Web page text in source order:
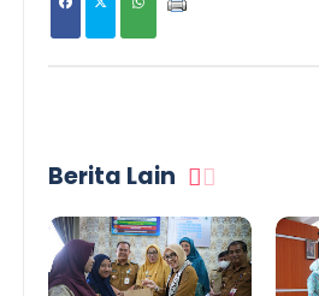
Berita Lain